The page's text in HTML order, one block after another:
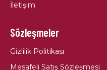
İletişim
Sözleşmeler
Gizlilik Politikası
Mesafeli Satış Sözleşmesi